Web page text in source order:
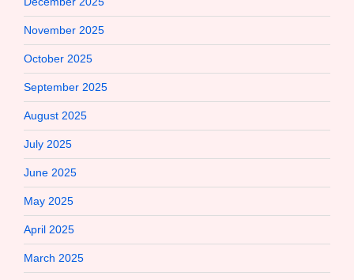
November 2025
October 2025
September 2025
August 2025
July 2025
June 2025
May 2025
April 2025
March 2025